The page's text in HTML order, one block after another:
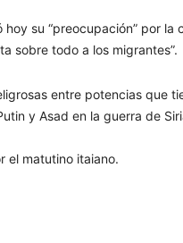
hoy su “preocupación” por
sobre todo a los migrantes”.
entre potencias que
y Asad en la guerra de
el matutino itaiano.